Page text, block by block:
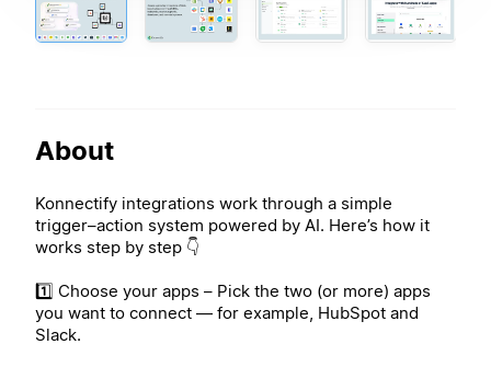
About
Konnectify integrations work through a simple
trigger–action system powered by AI. Here’s how it
works step by step 👇
1️⃣ Choose your apps – Pick the two (or more) apps
you want to connect — for example, HubSpot and
Slack.